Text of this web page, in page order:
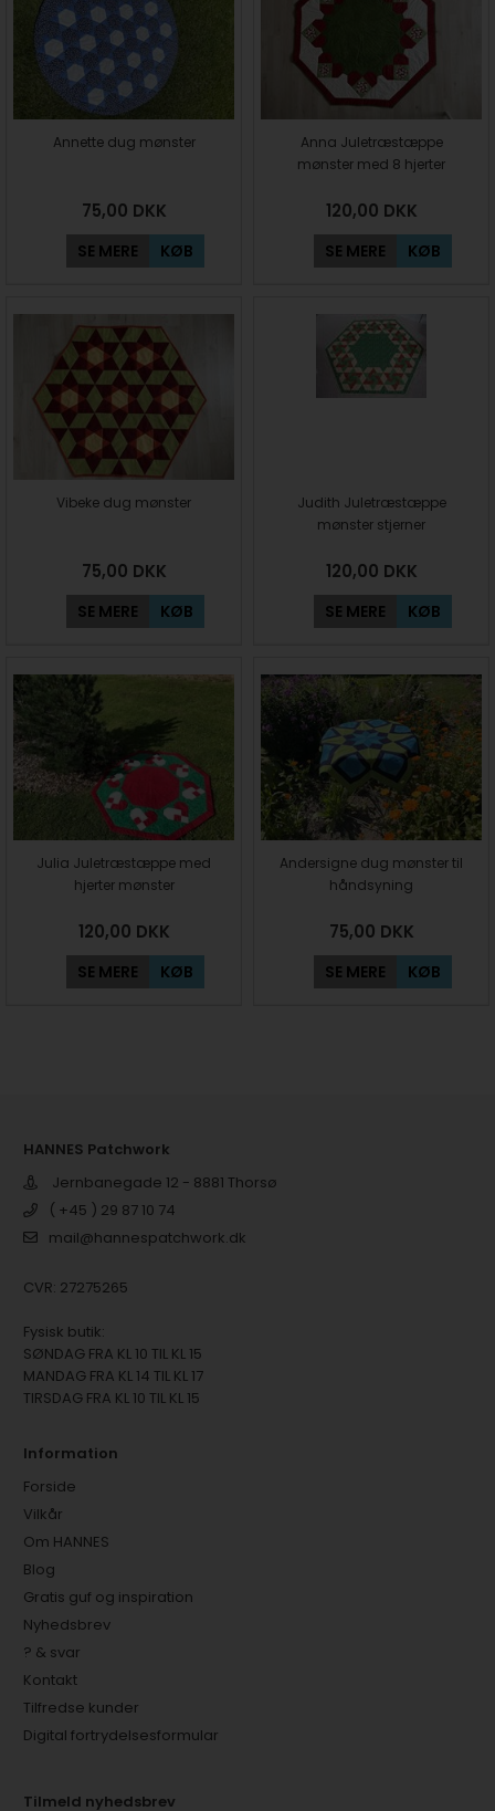
Annette dug mønster
75,00 DKK
SE MERE KØB
Anna Juletræstæppe
mønster med 8 hjerter
120,00 DKK
SE MERE KØB
Vibeke dug mønster
75,00 DKK
SE MERE KØB
Judith Juletræstæppe
mønster stjerner
120,00 DKK
SE MERE KØB
Julia Juletræstæppe med
hjerter mønster
120,00 DKK
SE MERE KØB
Andersigne dug mønster til
håndsyning
75,00 DKK
SE MERE KØB
HANNES Patchwork
Jernbanegade 12 - 8881 Thorsø
( +45 ) 29 87 10 74
mail@hannespatchwork.dk
CVR: 27275265
Fysisk butik:
SØNDAG FRA KL 10 TIL KL 15
MANDAG FRA KL 14 TIL KL 17
TIRSDAG FRA KL 10 TIL KL 15
Information
Forside
Vilkår
Om HANNES
Blog
Gratis guf og inspiration
Nyhedsbrev
? & svar
Kontakt
Tilfredse kunder
Digital fortrydelsesformular
Tilmeld nyhedsbrev